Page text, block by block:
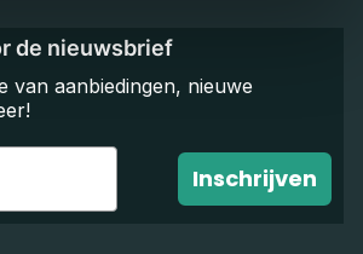
de nieuwsbrief
van aanbiedingen, nieuwe
Inschrijven